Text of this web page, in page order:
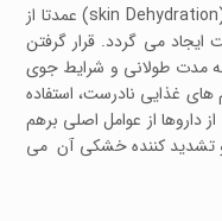
خشکی پوست و از دست رفتن آب پوست (skin Dehydration) عمدتا از
می گردد. قرار گرفتن
مدت طولانی و شرایط جوی
های غذایی نادرست، استفاده
داروها از عوامل اصلی برهم
تشدید کننده خشکی آن می